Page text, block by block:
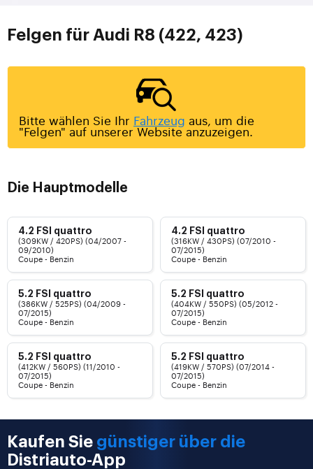
Felgen für Audi R8 (422, 423)
Bitte wählen Sie Ihr Fahrzeug aus, um die
"Felgen" auf unserer Website anzuzeigen.
Die Hauptmodelle
4.2 FSI quattro
(309KW / 420PS) (04/2007 -
09/2010)
Coupe - Benzin
4.2 FSI quattro
(316KW / 430PS) (07/2010 -
07/2015)
Coupe - Benzin
5.2 FSI quattro
(386KW / 525PS) (04/2009 -
07/2015)
Coupe - Benzin
5.2 FSI quattro
(404KW / 550PS) (05/2012 -
07/2015)
Coupe - Benzin
5.2 FSI quattro
(412KW / 560PS) (11/2010 -
07/2015)
Coupe - Benzin
5.2 FSI quattro
(419KW / 570PS) (07/2014 -
07/2015)
Coupe - Benzin
Kaufen Sie günstiger über die
Distriauto-App